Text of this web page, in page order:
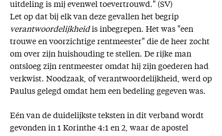
uitdeling is mij evenwel toevertrouwd." (SV)
Let op dat bij elk van deze gevallen het begrip
verantwoordelijkheidis inbegrepen. Het was "een
trouwe en voorzichtige rentmeester" die de heer zocht
om over zijn huishouding te stellen. De rijke man
ontsloeg zijn rentmeester omdat hij zijn goederen had
verkwist. Noodzaak, of verantwoordelijkheid, werd op
Paulus gelegd omdat hem een bedeling gegeven was.
Eén van de duidelijkste teksten in dit verband wordt
gevonden in 1 Korinthe 4:1 en 2, waar de apostel